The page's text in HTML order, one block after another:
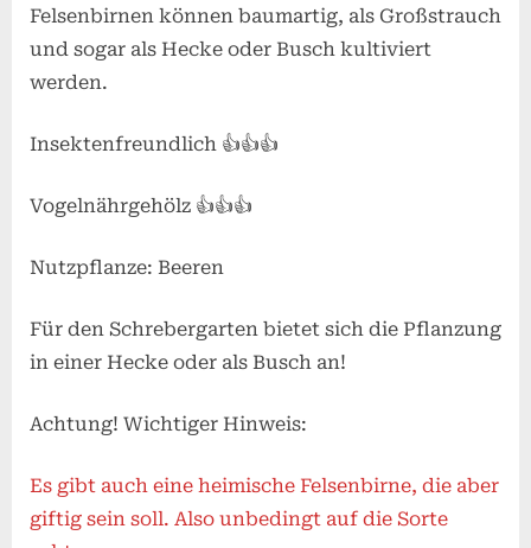
Felsenbirnen können baumartig, als Großstrauch
und sogar als Hecke oder Busch kultiviert
werden.
Insektenfreundlich 👍👍👍
Vogelnährgehölz 👍👍👍
Nutzpflanze: Beeren
Für den Schrebergarten bietet sich die Pflanzung
in einer Hecke oder als Busch an!
Achtung! Wichtiger Hinweis:
Es gibt auch eine heimische Felsenbirne, die aber
giftig sein soll. Also unbedingt auf die Sorte